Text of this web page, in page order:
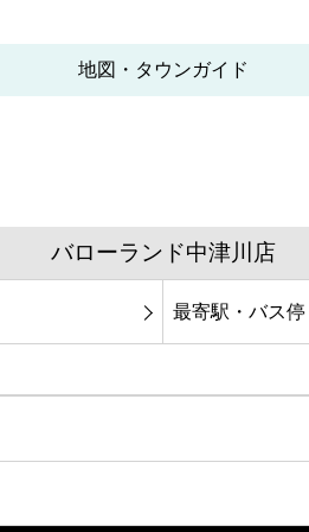
地図・タウンガイド
バローランド中津川店
最寄駅・バス停